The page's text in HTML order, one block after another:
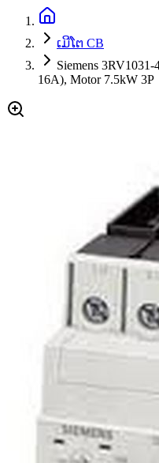
ເມີໂຕ CB
Siemens
16A), Motor 7.5kW 3P